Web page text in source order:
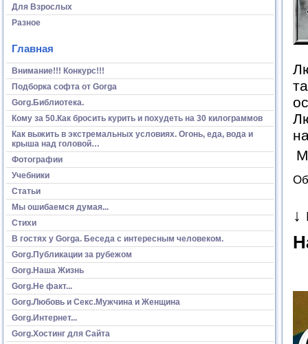
Для Взрослых
Разное
Главная
Внимание!!! Конкурс!!!
Подборка софта от Gorga
Gorg.Библиотека.
Кому за 50.Как бросить курить и похудеть на 30 килограммов
Как выжить в экстремальных условиях. Огонь, еда, вода и
крыша над головой…
Фотографии
Учебники
Статьи
Мы ошибаемся думая...
Стихи
В гостях у Gorga. Беседа с интересным человеком.
Gorg.Публикации за рубежом
Gorg.Наша Жизнь
Gorg.Не факт...
Gorg.Любовь и Секс.Мужчина и Женщина
Gorg.Интернет...
Gorg.Хостинг для Сайта